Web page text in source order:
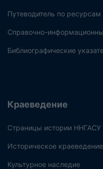
Путеводитель по ресурсам
Справочно-
Библиографические
Краеведение
Страницы истории ННГАСУ
Историческое краеведение
Культурное наследие